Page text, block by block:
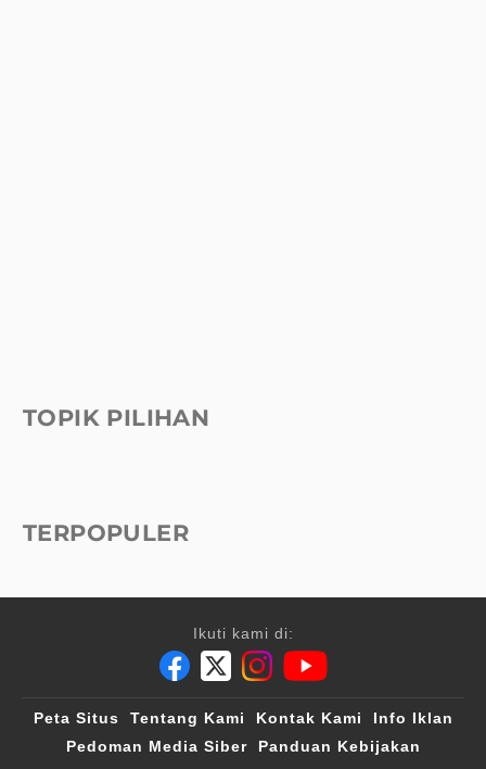
TOPIK PILIHAN
TERPOPULER
Ikuti kami di:
Peta Situs Tentang Kami Kontak Kami
Info Iklan
Pedoman Media Siber
Panduan Kebijakan